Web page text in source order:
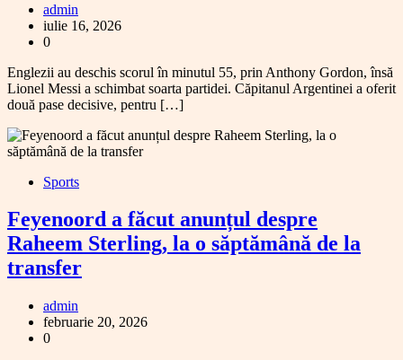
admin
iulie 16, 2026
0
Englezii au deschis scorul în minutul 55, prin Anthony Gordon, însă
Lionel Messi a schimbat soarta partidei. Căpitanul Argentinei a oferit
două pase decisive, pentru […]
Sports
Feyenoord a făcut anunțul despre
Raheem Sterling, la o săptămână de la
transfer
admin
februarie 20, 2026
0